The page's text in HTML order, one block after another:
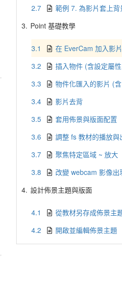
2.7
範例 7. 為影片套上背
3. Point 基礎教學
3.1
在 EverCam 加入影片
3.2
插入物件 (含設定屬
3.3
物件化匯入的影片 (
3.4
影片去背
3.5
套用佈景與版面配置
3.6
調整 fs 教材的播放與
3.7
聚焦特定區域 ~ 放大
3.8
改變 webcam 影像
4. 設計佈景主題與版面
4.1
從教材另存成佈景主
4.2
開啟並編輯佈景主題